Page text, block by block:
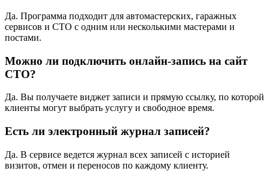
Да. Программа подходит для автомастерских, гаражных
сервисов и СТО с одним или несколькими мастерами и
постами.
Можно ли подключить онлайн-запись на сайт
СТО?
Да. Вы получаете виджет записи и прямую ссылку, по которой
клиенты могут выбрать услугу и свободное время.
Есть ли электронный журнал записей?
Да. В сервисе ведется журнал всех записей с историей
визитов, отмен и переносов по каждому клиенту.